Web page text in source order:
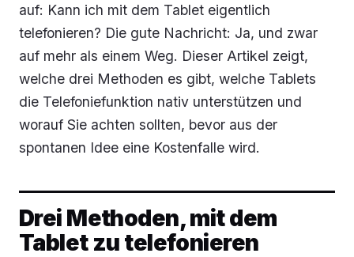
auf: Kann ich mit dem Tablet eigentlich
telefonieren? Die gute Nachricht: Ja, und zwar
auf mehr als einem Weg. Dieser Artikel zeigt,
welche drei Methoden es gibt, welche Tablets
die Telefoniefunktion nativ unterstützen und
worauf Sie achten sollten, bevor aus der
spontanen Idee eine Kostenfalle wird.
Drei Methoden, mit dem
Tablet zu telefonieren